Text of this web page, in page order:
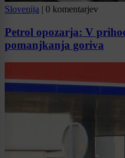
Slovenija | 0 komentarjev
Petrol opozarja: V
pomanjkanja goriva